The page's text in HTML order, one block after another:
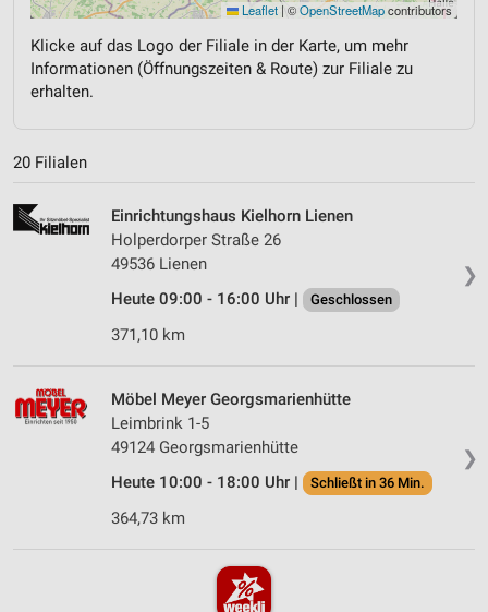
Leaflet | ©OpenStreetMapcontributors
Klicke auf das Logo der Filiale in der Karte, um mehr
Informationen (Öffnungszeiten & Route) zur Filiale zu
erhalten.
20 Filialen
❯
Einrichtungshaus Kielhorn Lienen
Holperdorper Straße 26
49536 Lienen
Heute 09:00 - 16:00 Uhr |
Geschlossen
371,10 km
❯
Möbel Meyer Georgsmarienhütte
Leimbrink 1-5
49124 Georgsmarienhütte
Heute 10:00 - 18:00 Uhr |
Schließt in 36 Min.
364,73 km